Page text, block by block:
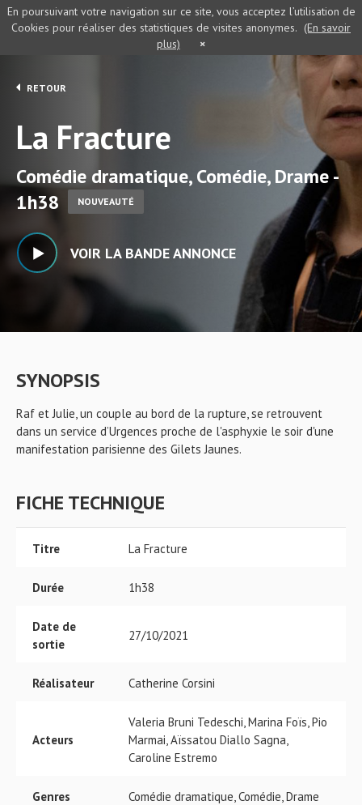
RETOUR
La Fracture
Comédie dramatique, Comédie, Drame -
1h38
NOUVEAUTÉ
VOIR LA BANDE ANNONCE
SYNOPSIS
Raf et Julie, un couple au bord de la rupture, se retrouvent
dans un service d’Urgences proche de l'asphyxie le soir d'une
manifestation parisienne des Gilets Jaunes.
FICHE TECHNIQUE
Titre La Fracture
Durée 1h38
Date de
sortie
27/10/2021
Réalisateur Catherine Corsini
Acteurs
Valeria Bruni Tedeschi, Marina Foïs, Pio
Marmai, Aïssatou Diallo Sagna,
Caroline Estremo
Genres Comédie dramatique, Comédie, Drame
En poursuivant votre navigation sur ce site, vous acceptez l’utilisation de
Cookies pour réaliser des statistiques de visites anonymes. (En savoir
plus)
×